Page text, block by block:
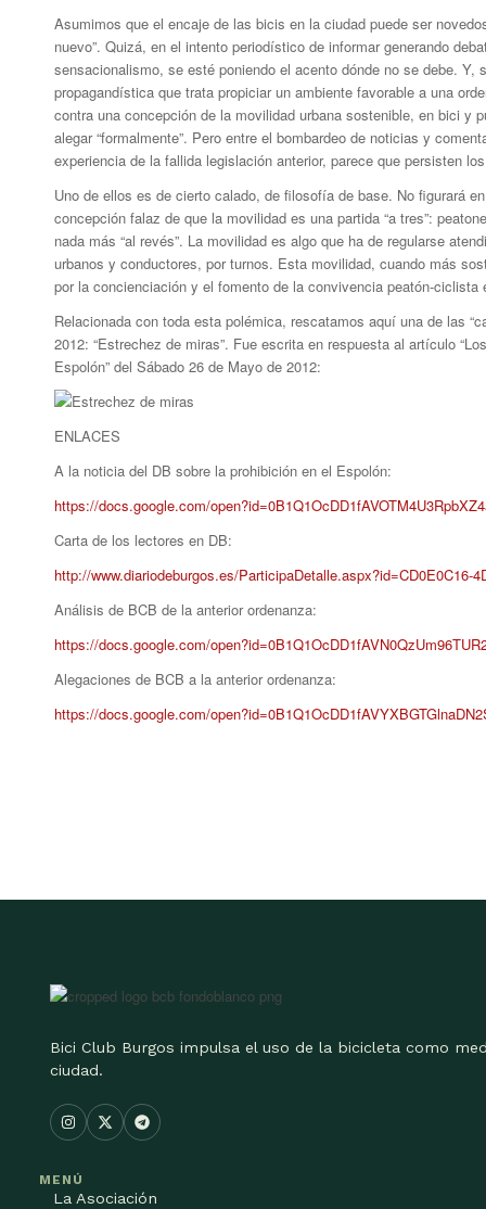
Asumimos que el encaje de las bicis en la ciudad puede ser
nuevo”. Quizá, en el intento periodístico de informar generando
sensacionalismo, se esté poniendo el acento dónde no se debe.
propagandística que trata propiciar un ambiente favorable a una
contra una concepción de la movilidad urbana sostenible, en bici y
alegar “formalmente”. Pero entre el bombardeo de noticias y
experiencia de la fallida legislación anterior, parece que persisten
Uno de ellos es de cierto calado, de filosofía de base. No figurará
concepción falaz de que la movilidad es una partida “a tres”:
nada más “al revés”. La movilidad es algo que ha de regularse
urbanos y conductores, por turnos. Esta movilidad, cuando más
por la concienciación y el fomento de la convivencia peatón-
Relacionada con toda esta polémica, rescatamos aquí una de las
2012: “Estrechez de miras”. Fue escrita en respuesta al artículo
Espolón” del Sábado 26 de Mayo de 2012:
ENLACES
A la noticia del DB sobre la prohibición en el Espolón:
https://docs.google.com/
Carta de los lectores en DB:
http://www.diariodeburgos.es/ParticipaDetalle.aspx?id=CD0E0C16-
Análisis de BCB de la anterior ordenanza:
https://docs.google.com/
Alegaciones de BCB a la anterior ordenanza:
https://docs.google.com/
Bici Club Burgos impulsa el uso de la bicicleta como
ciudad.
MENÚ
La Asociación